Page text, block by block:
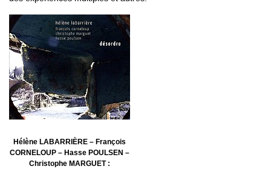
Hélène LABARRIÈRE – François
CORNELOUP – Hasse POULSEN –
Christophe MARGUET :